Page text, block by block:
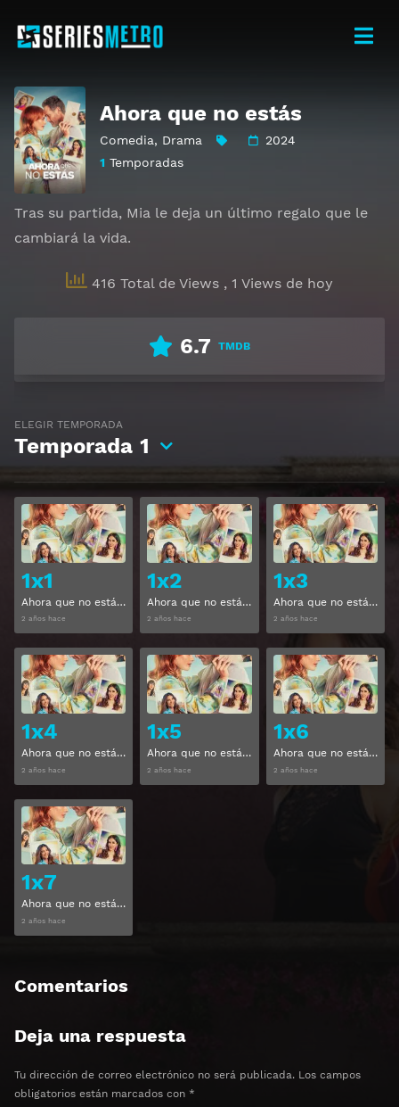
Ahora que no estás
Comedia, Drama
2024
1 Temporadas
Tras su partida, Mia le deja un último regalo que le
cambiará la vida.
416 Total de Views , 1 Views de hoy
6.7 TMDB
ELEGIR TEMPORADA
Temporada 1
1x1
Ahora que no estás Temporada 1 Capitulo 1
2 años hace
Ver
1x2
Ahora que no estás Temporada 1 Capitulo 2
2 años hace
Ver
1x3
Ahora que no estás Temporada 1 Capitulo 3
2 años hace
1x4
Ahora que no estás Temporada 1 Capitulo 4
2 años hace
Ver
1x5
Ahora que no estás Temporada 1 Capitulo 5
2 años hace
Ver
1x6
Ahora que no estás Temporada 1 Capitulo 6
2 años hace
1x7
Ahora que no estás Temporada 1 Capitulo 7
2 años hace
Comentarios
Deja una respuesta
Tu dirección de correo electrónico no será publicada. Los campos
obligatorios están marcados con *